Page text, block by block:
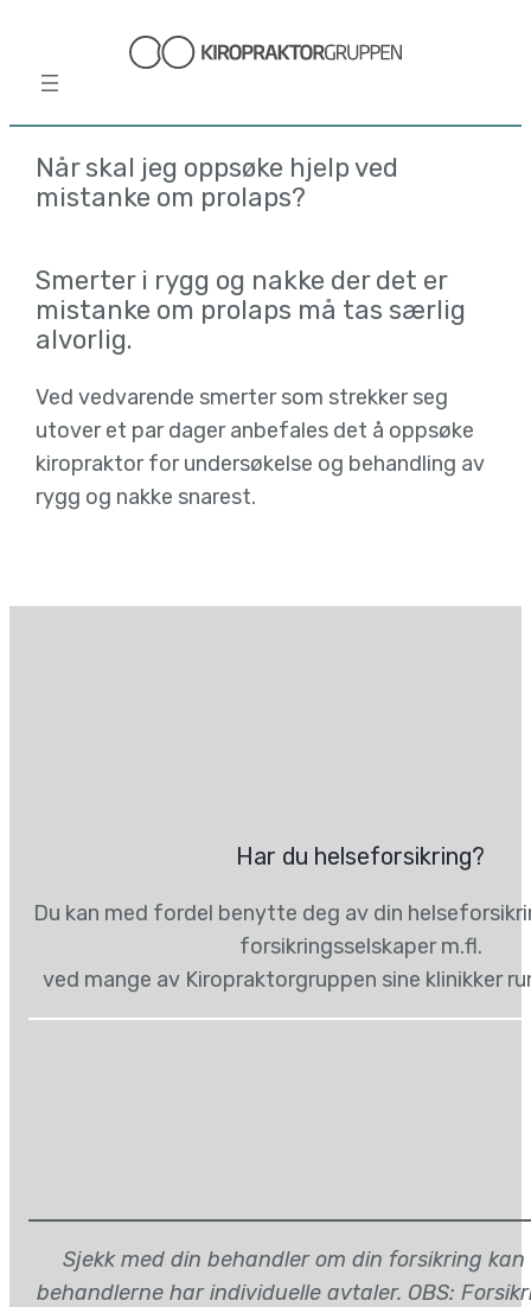
innhold
Når skal jeg oppsøke hjelp ved
mistanke om prolaps?
Smerter i rygg og nakke der det er
mistanke om prolaps må tas særlig
alvorlig.
Ved vedvarende smerter som strekker seg
utover et par dager anbefales det å oppsøke
kiropraktor for undersøkelse og behandling av
rygg og nakke snarest.
Har du helseforsikring?
Du kan med fordel benytte deg av din
forsikringsselskaper m.fl.
ved mange av Kiropraktorgruppen sine klinikker
Sjekk med din behandler om din forsikring
behandlerne har individuelle avtaler. OBS: